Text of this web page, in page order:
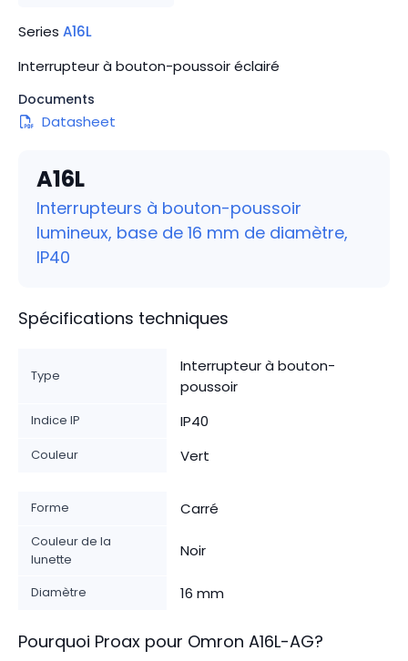
Series A16L
Interrupteur à bouton-poussoir éclairé
Documents
Datasheet
A16L
Interrupteurs à bouton-poussoir
lumineux, base de 16 mm de diamètre,
IP40
Spécifications techniques
Type
Interrupteur à bouton-
poussoir
Indice IP IP40
Couleur Vert
Forme Carré
Couleur de la
lunette
Noir
Diamètre 16 mm
Pourquoi Proax pour Omron A16L-AG?